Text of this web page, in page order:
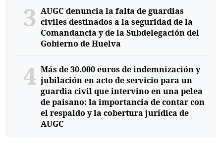
3 AUGC denuncia la falta de guardias
civiles destinados a la seguridad de la
Comandancia y de la Subdelegación del
Gobierno de Huelva
4 Más de 30.000 euros de indemnización y
jubilación en acto de servicio para un
guardia civil que intervino en una pelea
de paisano: la importancia de contar con
el respaldo y la cobertura jurídica de
AUGC